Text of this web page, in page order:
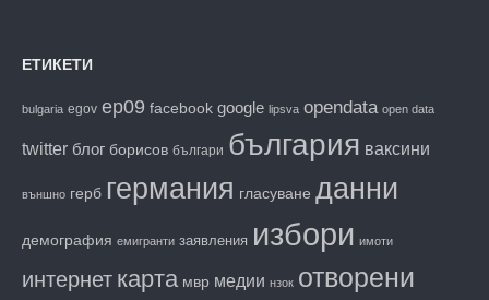
ЕТИКЕТИ
bulgaria egov ep09 facebook google lipsva opendata open data
twitter блог борисов българи българия ваксини
външно герб германия гласуване данни
демография емигранти заявления избори имоти
интернет карта мвр медии нзок отворени